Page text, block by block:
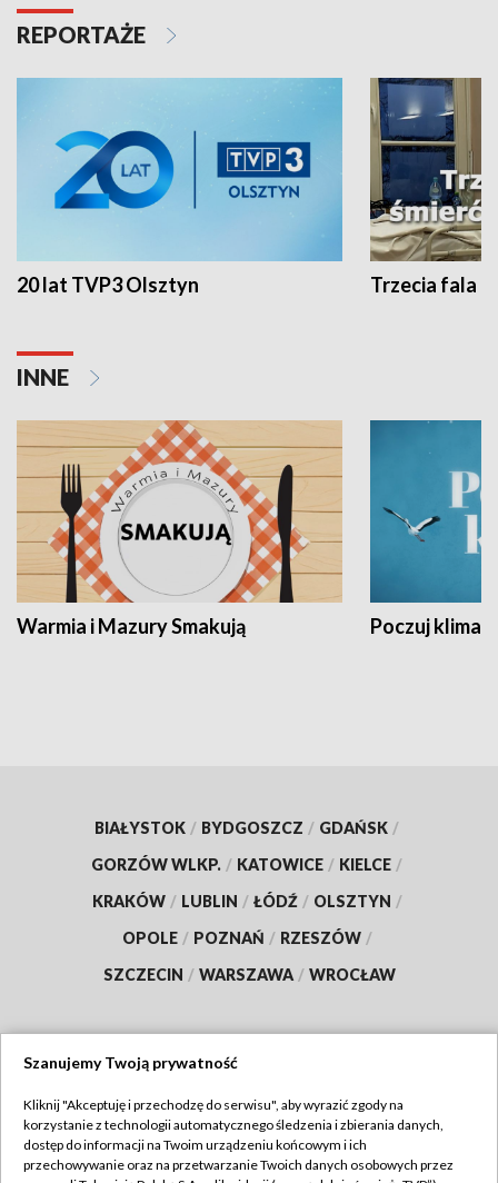
REPORTAŻE
20 lat TVP3 Olsztyn Trzecia fala -
INNE
Warmia i Mazury Smakują Poczuj klimat
BIAŁYSTOK / BYDGOSZCZ / GDAŃSK /
GORZÓW WLKP. / KATOWICE / KIELCE /
KRAKÓW / LUBLIN / ŁÓDŹ / OLSZTYN /
OPOLE / POZNAŃ / RZESZÓW /
SZCZECIN / WARSZAWA / WROCŁAW
TVP
Abonament TVP
Regulamin TVP
Szanujemy Twoją prywatność
Kliknij "Akceptuję i przechodzę do serwisu", aby wyrazić zgody na
korzystanie z technologii automatycznego śledzenia i zbierania danych,
dostęp do informacji na Twoim urządzeniu końcowym i ich
przechowywanie oraz na przetwarzanie Twoich danych osobowych przez